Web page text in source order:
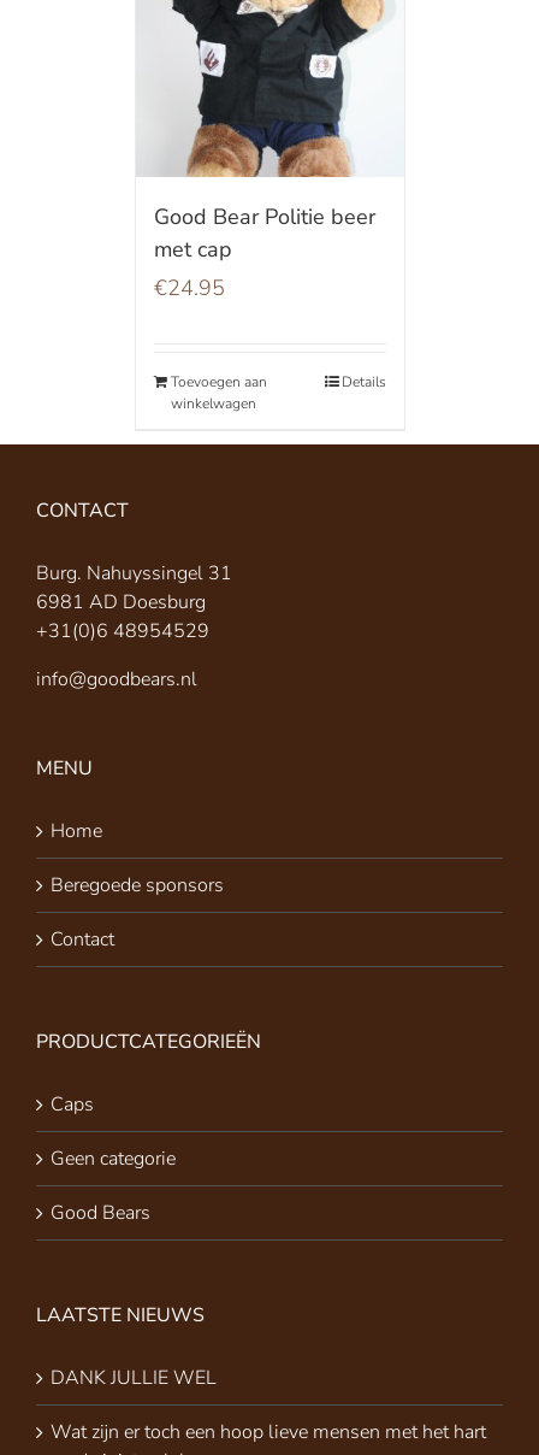
Good Bear Politie beer
met cap
€24.95
Toevoegen aan
winkelwagen
Details
CONTACT
Burg. Nahuyssingel 31
6981 AD Doesburg
+31(0)6 48954529
info@goodbears.nl
MENU
Home
Beregoede sponsors
Contact
PRODUCTCATEGORIEËN
Caps
Geen categorie
Good Bears
LAATSTE NIEUWS
DANK JULLIE WEL
Wat zijn er toch een hoop lieve mensen met het hart